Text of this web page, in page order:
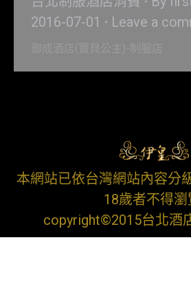
2016-07-01
Leave a
御成酒店(寶貝公主)-制服店
本網站已依台灣網站內容分
18歲者不得瀏
copyright©2015台北酒